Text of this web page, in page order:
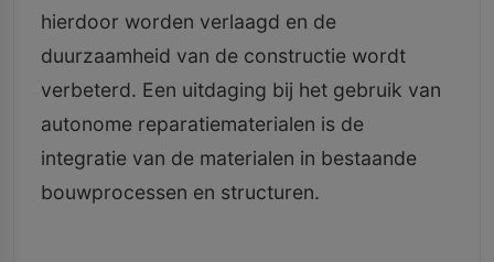
hierdoor worden verlaagd en de
duurzaamheid van de constructie wordt
verbeterd. Een uitdaging bij het gebruik van
autonome reparatiematerialen is de
integratie van de materialen in bestaande
bouwprocessen en structuren.